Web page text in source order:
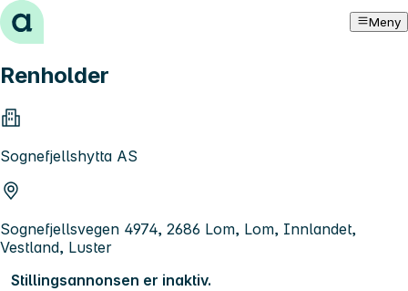
Hopp til innhold Meny
Renholder
Sognefjellshytta AS
Sognefjellsvegen 4974, 2686 Lom, Lom, Innlandet,
Vestland, Luster
Stillingsannonsen er inaktiv.